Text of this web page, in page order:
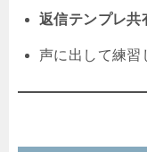
返信テンプレ共
声に出して練習